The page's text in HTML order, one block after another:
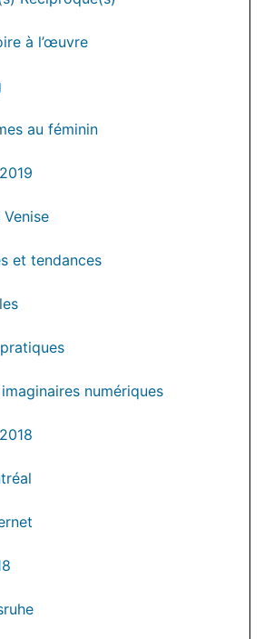
à l’œuvre
au féminin
et tendances
numériques